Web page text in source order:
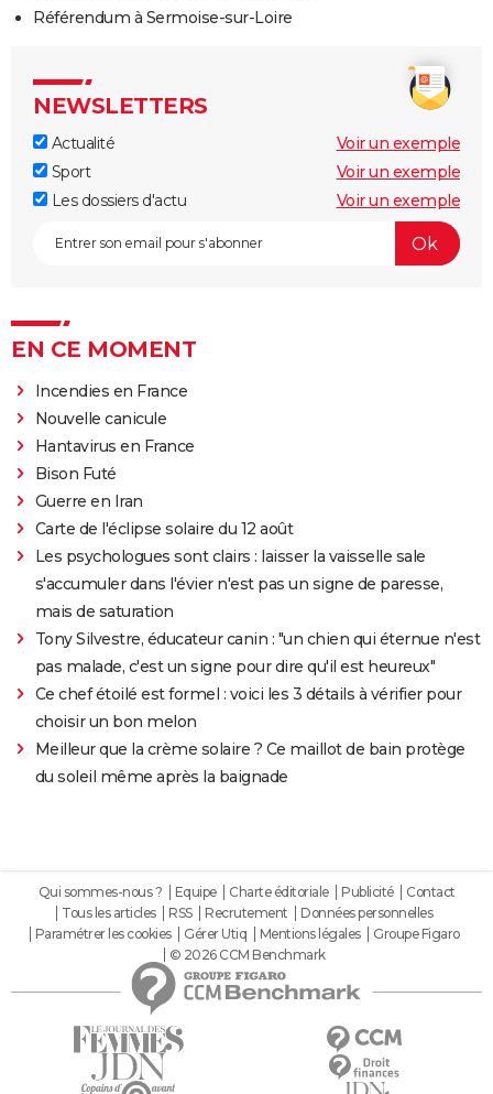
Référendum à Sermoise-sur-Loire
NEWSLETTERS
Actualité
Voir un exemple
Sport
Voir un exemple
Les dossiers d'actu
Voir un exemple
EN CE MOMENT
Incendies en France
Nouvelle canicule
Hantavirus en France
Bison Futé
Guerre en Iran
Carte de l'éclipse solaire du 12 août
Les psychologues sont clairs : laisser la vaisselle sale
s'accumuler dans l'évier n'est pas un signe de paresse,
mais de saturation
Tony Silvestre, éducateur canin : "un chien qui éternue n'est
pas malade, c'est un signe pour dire qu'il est heureux"
Ce chef étoilé est formel : voici les 3 détails à vérifier pour
choisir un bon melon
Meilleur que la crème solaire ? Ce maillot de bain protège
du soleil même après la baignade
Qui sommes-nous ? Equipe Charte éditoriale Publicité
Contact
Tous les articles
RSS Recrutement
Données personnelles
Paramétrer les cookies
Gérer Utiq Mentions légales
Groupe Figaro
© 2026 CCM Benchmark